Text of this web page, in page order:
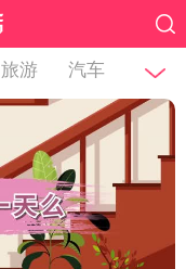
旅游 汽车